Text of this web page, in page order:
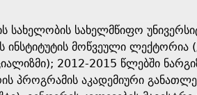
სახელობის სახელმწიფო
ინსტიტუტის მოწვეული ლექტორია
2012-2015 წლებში
პროგრამის აკადემიური